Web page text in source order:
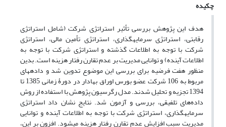
چکیده
هدف این پژوهش بررسی ­تأثیر استراتژی شرکت (شامل استراتژی
رقابتی، استراتژی سرمایه‎گذاری، استراتژی تأمین مالی، استراتژی
شرکت با توجه به اطلاعات گذشته و استراتژی شرکت با توجه به
اطلاعات آینده) و توانایی مدیریت بر عدم تقارن رفتار هزینه است. بدین
منظور هفت فرضیه برای بررسی این موضوع تدوین شد و داده­های
مربوط به 106 شرکت عضو بورس اوراق بهادار در دورۀ زمانی 1385 تا
1394 تجزیه و تحلیل شدند. مدل رگرسیون پژوهش با استفاده از روش
داده‌های تلفیقی، بررسی و آزمون شد. نتایج نشان داد استراتژی
سرمایه­گذاری، استراتژی شرکت با توجه به اطلاعات آینده و توانایی
مدیریت سبب افزایش عدم تقارن رفتار هزینه می­شود. افزون بر این،